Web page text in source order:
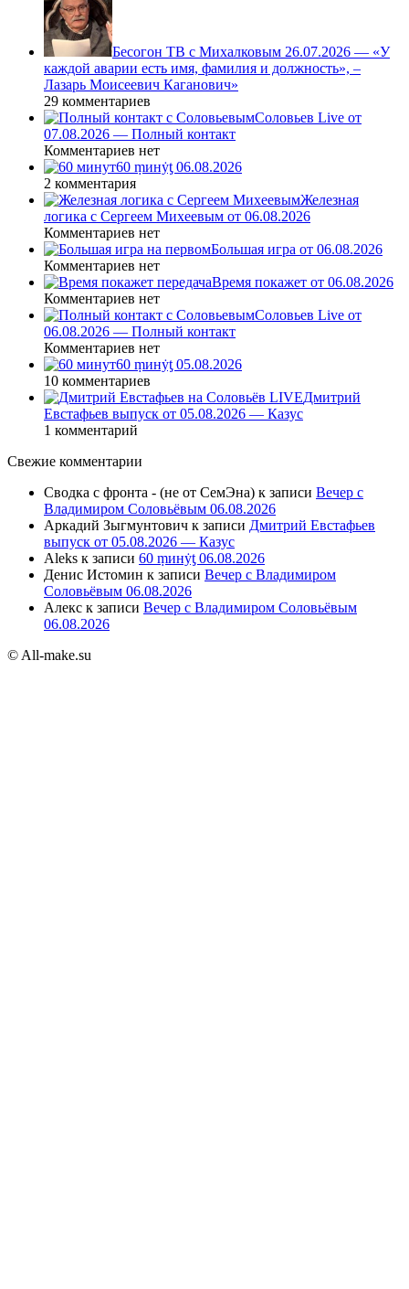
Бесогон ТВ с Михалковым 26.07.2026 — «У
каждой аварии есть имя, фамилия и должность», –
Лазарь Моисеевич Каганович»
29 комментариев
Соловьев Live от
07.08.2026 — Полный контакт
Комментариев нет
60 ṃинẏƫ 06.08.2026
2 комментария
Железная
логика с Сергеем Михеевым от 06.08.2026
Комментариев нет
Большая игра от 06.08.2026
Комментариев нет
Время покажет от 06.08.2026
Комментариев нет
Соловьев Live от
06.08.2026 — Полный контакт
Комментариев нет
60 ṃинẏƫ 05.08.2026
10 комментариев
Дмитрий
Евстафьев выпуск от 05.08.2026 — Казус
1 комментарий
Свежие комментарии
Сводка с фронта - (не от СемЭна) к записи Вечер с
Владимиром Соловьёвым 06.08.2026
Аркадий Зыгмунтович к записи Дмитрий Евстафьев
выпуск от 05.08.2026 — Казус
Aleks к записи 60 ṃинẏƫ 06.08.2026
Денис Истомин к записи Вечер с Владимиром
Соловьёвым 06.08.2026
Алекс к записи Вечер с Владимиром Соловьёвым
06.08.2026
© All-make.su